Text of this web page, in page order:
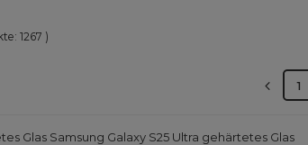
1267 )
1
Glas Samsung Galaxy S25 Ultra gehärtetes Glas